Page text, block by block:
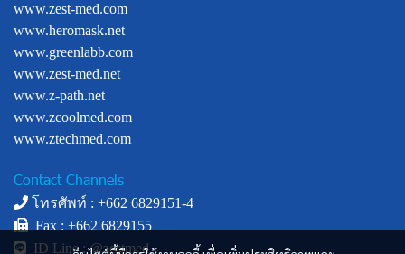
www.zest-med.com
www.heromask.net
www.greenlabb.com
www.zest-med.net
www.z-path.net
www.zcoolmed.com
www.ztechmed.com
Contact Channels
โทรศัพท์ : +662 6829151-4
Fax : +662 6829155
ID Line :@zestmed